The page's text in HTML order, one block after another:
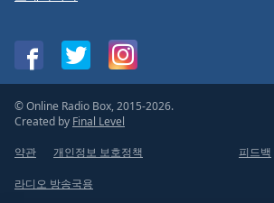
© Online Radio Box, 2015-2026.
Created by Final Level
약관
개인정보 보호정책 피드백
라디오 방송국용